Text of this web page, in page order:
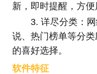
新，即时提醒，方便
3. 详尽分类：
说、热门榜单等分
的喜好选择。
软件特征